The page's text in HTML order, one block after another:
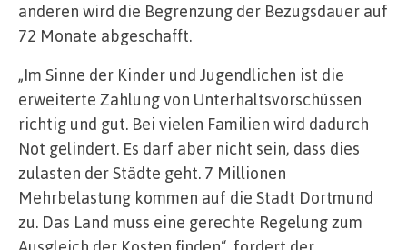
anderen wird die Begrenzung der Bezugsdauer auf
72 Monate abgeschafft.
„Im Sinne der Kinder und Jugendlichen ist die
erweiterte Zahlung von Unterhaltsvorschüssen
richtig und gut. Bei vielen Familien wird dadurch
Not gelindert. Es darf aber nicht sein, dass dies
zulasten der Städte geht. 7 Millionen
Mehrbelastung kommen auf die Stadt Dortmund
zu. Das Land muss eine gerechte Regelung zum